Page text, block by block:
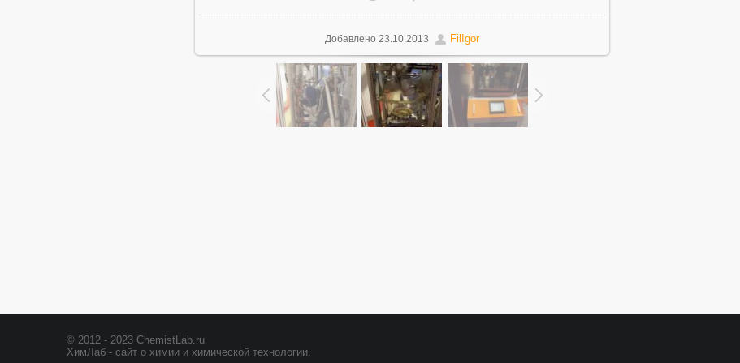
Добавлено 23.10.2013 FilIgor
© 2012 - 2023 ChemistLab.ru
ХимЛаб - сайт о химии и химической технологии.